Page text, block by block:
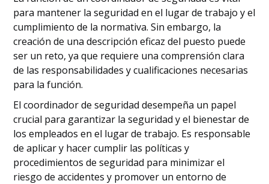
para mantener la seguridad en el lugar de trabajo y el
cumplimiento de la normativa. Sin embargo, la
creación de una descripción eficaz del puesto puede
ser un reto, ya que requiere una comprensión clara
de las responsabilidades y cualificaciones necesarias
para la función.
El coordinador de seguridad desempeña un papel
crucial para garantizar la seguridad y el bienestar de
los empleados en el lugar de trabajo. Es responsable
de aplicar y hacer cumplir las políticas y
procedimientos de seguridad para minimizar el
riesgo de accidentes y promover un entorno de